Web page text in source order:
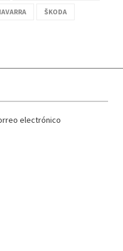
ŠKODA
electrónico